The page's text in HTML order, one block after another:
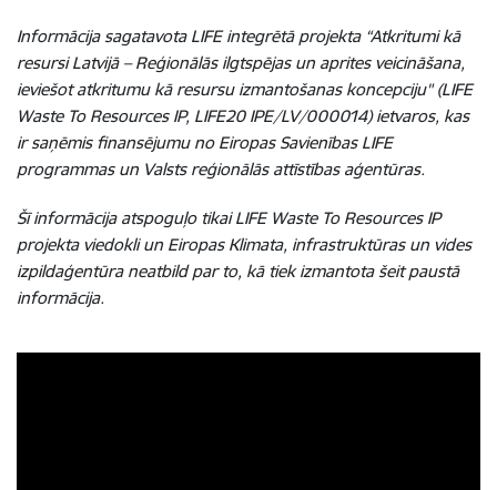
Informācija sagatavota LIFE integrētā projekta “Atkritumi kā
resursi Latvijā – Reģionālās ilgtspējas un aprites veicināšana,
ieviešot atkritumu kā resursu izmantošanas koncepciju" (LIFE
Waste To Resources IP, LIFE20 IPE/LV/000014) ietvaros, kas
ir saņēmis finansējumu no Eiropas Savienības LIFE
programmas un Valsts reģionālās attīstības aģentūras.
Šī informācija atspoguļo tikai LIFE Waste To Resources IP
projekta viedokli un Eiropas Klimata, infrastruktūras un vides
izpildaģentūra neatbild par to, kā tiek izmantota šeit paustā
informācija.